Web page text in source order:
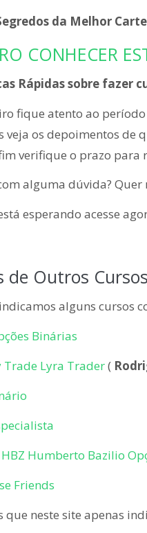
da Melhor
CONHECER
Rápidas sobre fazer
fique atento ao
veja os depoimentos de
verifique o prazo para
alguma dúvida?
esperando acesse
de Outros
alguns cursos
Binárias
Trade Lyra Trader(
Humberto Bazilio
Friends
que neste site apenas